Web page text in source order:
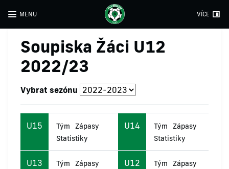
MENU VÍCE
Soupiska Žáci U12
2022/23
Vybrat sezónu
U15 Tým
Zápasy
Statistiky
U14 Tým
Zápasy
Statistiky
U13 Tým
Zápasy
U12 Tým
Zápasy